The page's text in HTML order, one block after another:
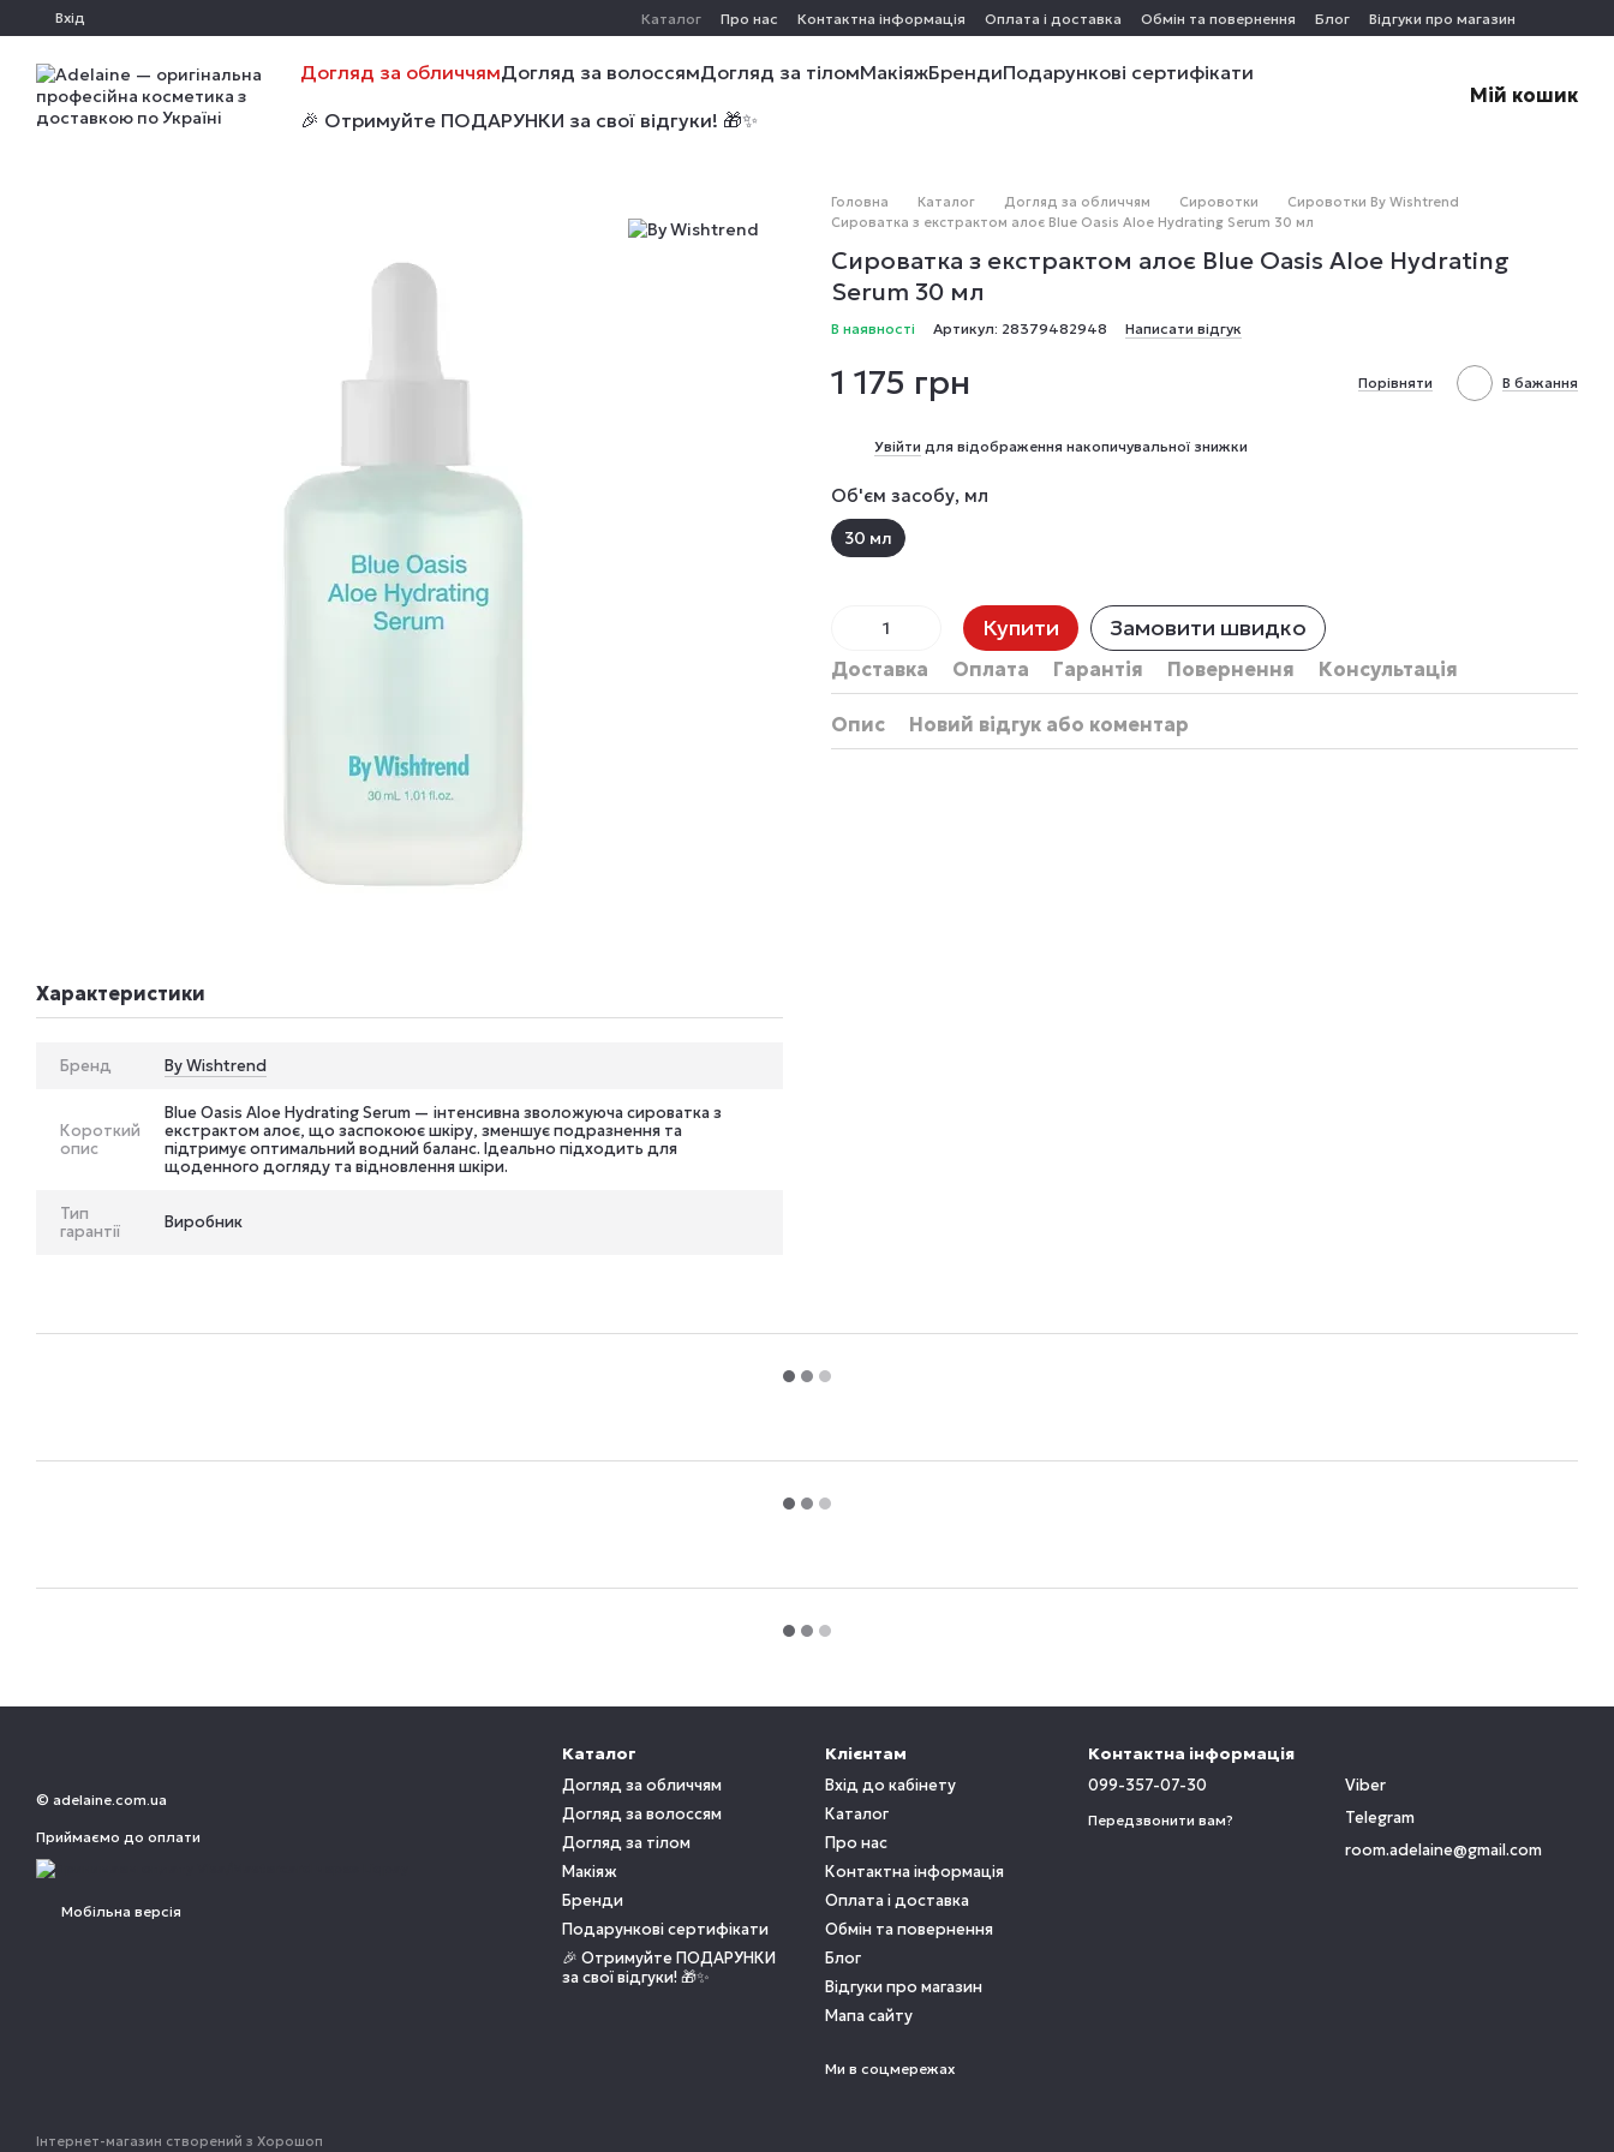
Перейти до основного контенту
Вхід Каталог Про нас Контактна інформація Оплата і доставка Обмін та повернення Блог Відгуки про магазин
Догляд за обличчямДогляд за волоссямДогляд за тіломМакіяжБрендиПодарункові сертифікати
🎉 Отримуйте ПОДАРУНКИ за свої відгуки! 🎁✨
Мій кошик
Характеристики
Бренд By Wishtrend
Короткий
опис
Blue Oasis Aloe Hydrating Serum — інтенсивна зволожуюча сироватка з
екстрактом алоє, що заспокоює шкіру, зменшує подразнення та
підтримує оптимальний водний баланс. Ідеально підходить для
щоденного догляду та відновлення шкіри.
Тип
гарантії
Виробник
Головна Каталог Догляд за обличчям Сировотки
Сировотки By Wishtrend
Сироватка з екстрактом алоє Blue Oasis Aloe Hydrating Serum 30 мл
Сироватка з екстрактом алоє Blue Oasis Aloe Hydrating
Serum 30 мл
В наявності Артикул: 28379482948 Написати відгук
1 175 грн Порівняти В бажання
Увійти для відображення накопичувальної знижки
Об'єм засобу, мл
30 мл
Купити Замовити швидко
Доставка Оплата Гарантія Повернення Консультація
Опис Новий відгук або коментар
© adelaine.com.ua
Приймаємо до оплати
Мобільна версія
Інтернет-магазин створений з Хорошоп
Каталог
Догляд за обличчям
Догляд за волоссям
Догляд за тілом
Макіяж
Бренди
Подарункові сертифікати
🎉 Отримуйте ПОДАРУНКИ
за свої відгуки! 🎁✨
Клієнтам
Вхід до кабінету
Каталог
Про нас
Контактна інформація
Оплата і доставка
Обмін та повернення
Блог
Відгуки про магазин
Мапа сайту
Ми в соцмережах
Контактна інформація
099-357-07-30
Передзвонити вам?
Viber
Telegram
room.adelaine@gmail.com